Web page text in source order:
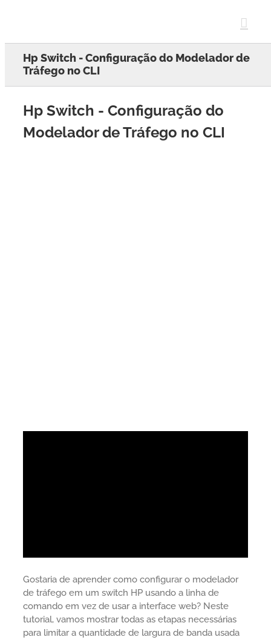
Hp Switch - Configuração do Modelador de
Tráfego no CLI
Hp Switch - Configuração do
Modelador de Tráfego no CLI
Gostaria de aprender como configurar o modelador
de tráfego em um switch HP usando a linha de
comando em vez de usar a interface web? Neste
tutorial, vamos mostrar todas as etapas necessárias
para limitar a quantidade de largura de banda usada